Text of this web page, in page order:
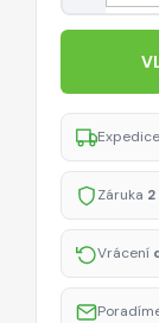
Expedice
Záruka
Vrácení